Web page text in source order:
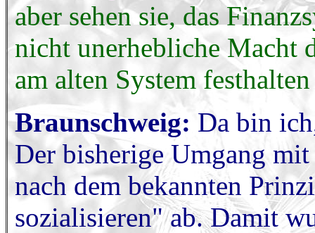
aber sehen sie, das
nicht unerhebliche Macht
am alten System
Braunschweig: Da bin
Der bisherige Umgang
nach dem bekannten
sozialisieren" ab. Damit